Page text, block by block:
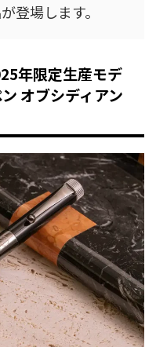
登場します。
年限定生産モデ
オブシディアン